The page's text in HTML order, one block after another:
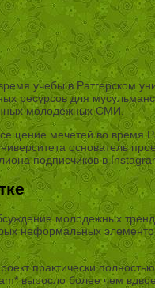
учебы в Ратгерском
для
молодежных СМИ.
мечетей во время
основатель
подписчиков в
молодежных
неформальных
практически
выросло более чем